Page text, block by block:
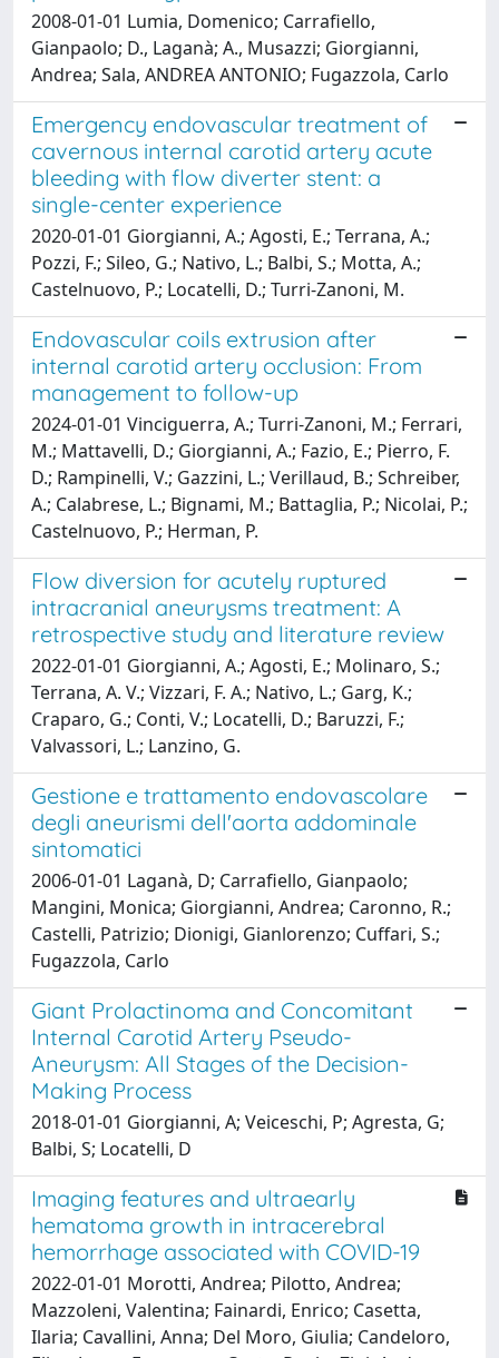
2008-01-01 Lumia, Domenico; Carrafiello,
Gianpaolo; D., Laganà; A., Musazzi; Giorgianni,
Andrea; Sala, ANDREA ANTONIO; Fugazzola, Carlo
Emergency endovascular treatment of
cavernous internal carotid artery acute
bleeding with flow diverter stent: a
single-center experience
2020-01-01 Giorgianni, A.; Agosti, E.; Terrana, A.;
Pozzi, F.; Sileo, G.; Nativo, L.; Balbi, S.; Motta, A.;
Castelnuovo, P.; Locatelli, D.; Turri-Zanoni, M.
Endovascular coils extrusion after
internal carotid artery occlusion: From
management to follow-up
2024-01-01 Vinciguerra, A.; Turri-Zanoni, M.; Ferrari,
M.; Mattavelli, D.; Giorgianni, A.; Fazio, E.; Pierro, F.
D.; Rampinelli, V.; Gazzini, L.; Verillaud, B.; Schreiber,
A.; Calabrese, L.; Bignami, M.; Battaglia, P.; Nicolai, P.;
Castelnuovo, P.; Herman, P.
Flow diversion for acutely ruptured
intracranial aneurysms treatment: A
retrospective study and literature review
2022-01-01 Giorgianni, A.; Agosti, E.; Molinaro, S.;
Terrana, A. V.; Vizzari, F. A.; Nativo, L.; Garg, K.;
Craparo, G.; Conti, V.; Locatelli, D.; Baruzzi, F.;
Valvassori, L.; Lanzino, G.
Gestione e trattamento endovascolare
degli aneurismi dell'aorta addominale
sintomatici
2006-01-01 Laganà, D; Carrafiello, Gianpaolo;
Mangini, Monica; Giorgianni, Andrea; Caronno, R.;
Castelli, Patrizio; Dionigi, Gianlorenzo; Cuffari, S.;
Fugazzola, Carlo
Giant Prolactinoma and Concomitant
Internal Carotid Artery Pseudo-
Aneurysm: All Stages of the Decision-
Making Process
2018-01-01 Giorgianni, A; Veiceschi, P; Agresta, G;
Balbi, S; Locatelli, D
Imaging features and ultraearly
hematoma growth in intracerebral
hemorrhage associated with COVID-19
2022-01-01 Morotti, Andrea; Pilotto, Andrea;
Mazzoleni, Valentina; Fainardi, Enrico; Casetta,
Ilaria; Cavallini, Anna; Del Moro, Giulia; Candeloro,